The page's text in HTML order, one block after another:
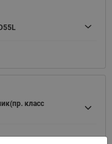
класс